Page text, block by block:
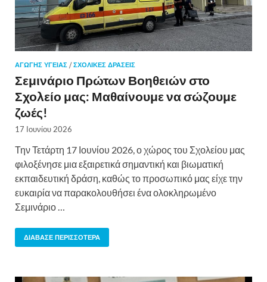
ΑΓΩΓΉΣ ΥΓΕΊΑΣ /ΣΧΟΛΙΚΈΣ ΔΡΆΣΕΙΣ
Σεμινάριο Πρώτων Βοηθειών στο
Σχολείο μας: Μαθαίνουμε να σώζουμε
ζωές!
17 Ιουνίου 2026
Την Τετάρτη 17 Ιουνίου 2026, ο χώρος του Σχολείου μας
φιλοξένησε μια εξαιρετικά σημαντική και βιωματική
εκπαιδευτική δράση, καθώς το προσωπικό μας είχε την
ευκαιρία να παρακολουθήσει ένα ολοκληρωμένο
Σεμινάριο …
ΔΙΆΒΑΣΕ ΠΕΡΙΣΣΌΤΕΡΑ